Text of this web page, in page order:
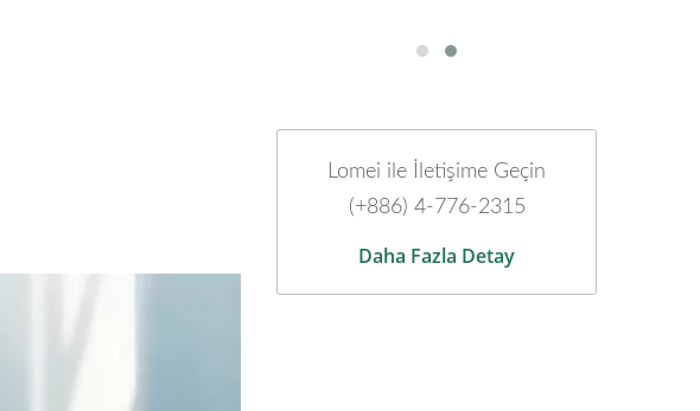
Lomei ile İletişime Geçin
(+886) 4-776-2315
Daha Fazla Detay